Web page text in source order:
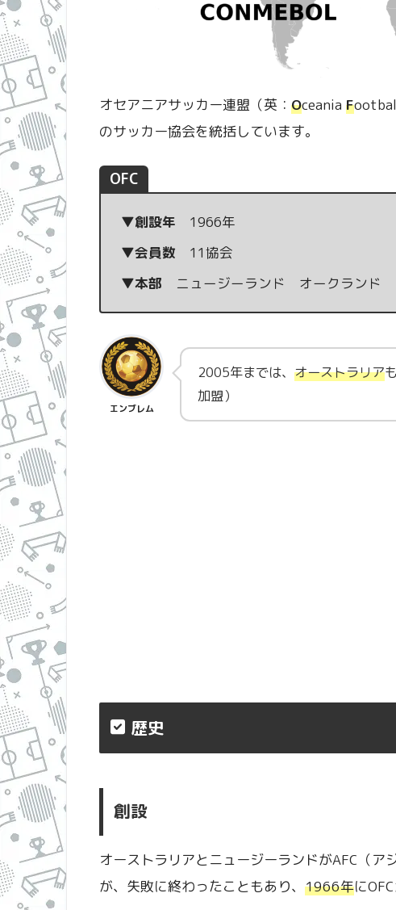
オセアニアサッカー連盟（英： Oceania F
のサッカー協会を統括しています。
OFC
▼創設年 1966年
▼会員数 11協会
▼本部 ニュージーランド オークランド
エンブレム
2005年までは、 オーストラリア
加盟）
歴史
創設
オーストラリアとニュージーランドがAFC（
が、失敗に終わったこともあり、 1966年に